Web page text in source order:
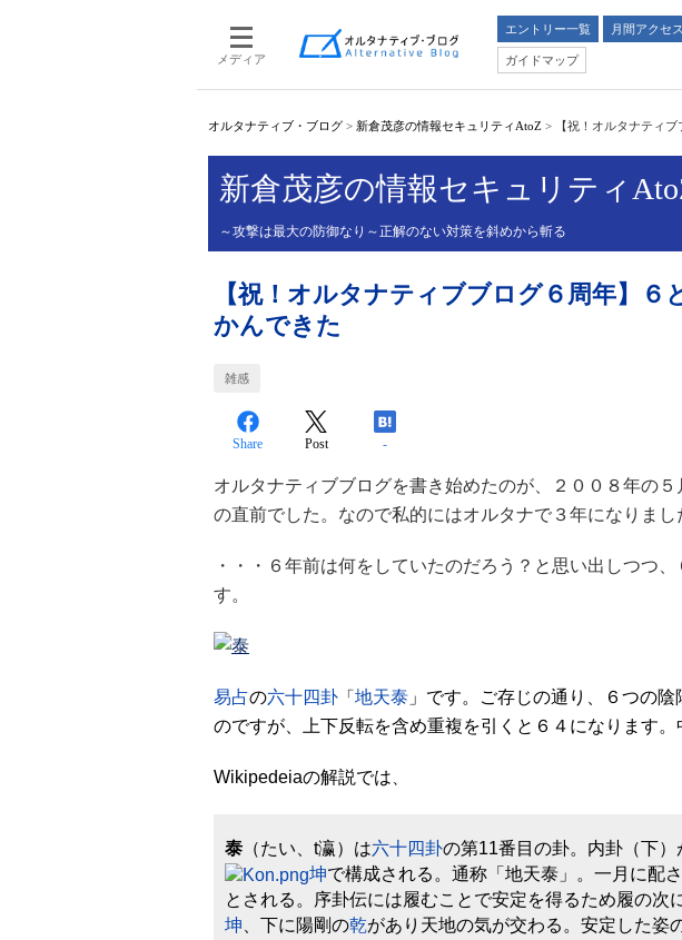
メディア
エントリー一覧 月間アクセ
ガイドマップ
オルタナティブ・ブログ > 新倉茂彦の情報セキュリティAtoZ > 【祝！オルタナティ
新倉茂彦の情報セキュリティ
～攻撃は最大の防御なり～正解のない対策を斜めから斬る
【祝！オルタナティブブログ６周年】６
かんできた
雑感
Share Post -
オルタナティブブログを書き始めたのが、２００８年の５
の直前でした。なので私的にはオルタナで３年になりまし
・・・６年前は何をしていたのだろう？と思い出しつつ
す。
易占の六十四卦 「地天泰 」です。ご存じの通り、６つの
のですが、上下反転を含め重複を引くと６４になります。
Wikipedeiaの解説では
泰 （たい、t瀛）は六十四卦の第11番目の卦。内卦（下）
坤で構成される。通称「地天泰」。一月に配
とされる。序卦伝には履むことで安定を得るため履の次
坤 、下に陽剛の乾があり天地の気が交わる。安定した姿